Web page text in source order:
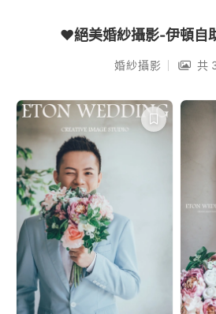
❤絕美婚紗攝影-伊頓自
婚紗攝影 共